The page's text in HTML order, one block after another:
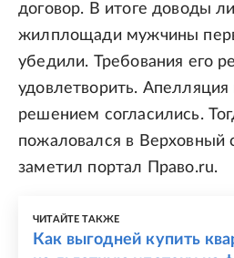
договор. В итоге доводы
жилплощади мужчины
убедили. Требования его
удовлетворить. Апелляция
решением согласились.
пожаловался в Верховный
заметил портал Право.ru.
ЧИТАЙТЕ ТАКЖЕ
Как выгодней купить